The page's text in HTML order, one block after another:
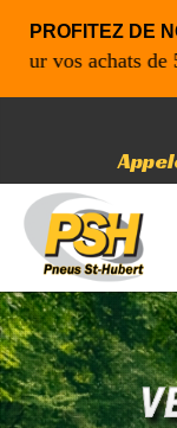
PROFITEZ DE
achats de